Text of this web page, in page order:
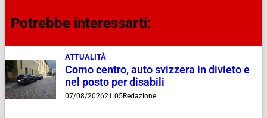
Potrebbe interessarti:
ATTUALITÀ
Como centro, auto svizzera in divieto e
nel posto per disabili
07/08/202621:05Redazione